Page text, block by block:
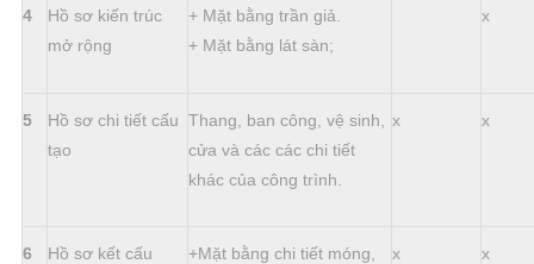
4
Hồ sơ kiến trúc
mở rộng
+ Mặt bằng trần giả.
+ Mặt bằng lát sàn;
x
5
Hồ sơ chi tiết cấu
tạo
Thang, ban công, vệ sinh,
cửa và các các chi tiết
khác của công trình.
x x
6 Hồ sơ kết cấu
+Mặt bằng chi tiết móng,
x x